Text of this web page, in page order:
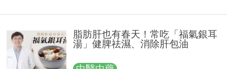
脂肪肝也有春天！常吃「福氣銀耳
湯」健脾祛濕、消除肝包油